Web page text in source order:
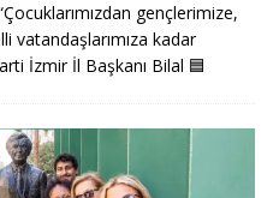
gençlerimize,
vatandaşlarımıza kadar
İzmir İl Başkanı Bilal 🟦